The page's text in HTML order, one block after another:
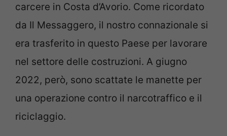
carcere in Costa d’Avorio. Come ricordato
da Il Messaggero, il nostro connazionale si
era trasferito in questo Paese per lavorare
nel settore delle costruzioni. A giugno
2022, però, sono scattate le manette per
una operazione contro il narcotraffico e il
riciclaggio.